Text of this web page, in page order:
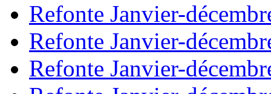
Refonte Janvier-
Refonte Janvier-
Refonte Janvier-